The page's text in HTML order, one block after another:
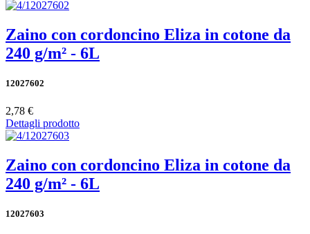
Zaino con cordoncino Eliza in cotone da
240 g/m² - 6L
12027602
2,78 €
Dettagli prodotto
Zaino con cordoncino Eliza in cotone da
240 g/m² - 6L
12027603